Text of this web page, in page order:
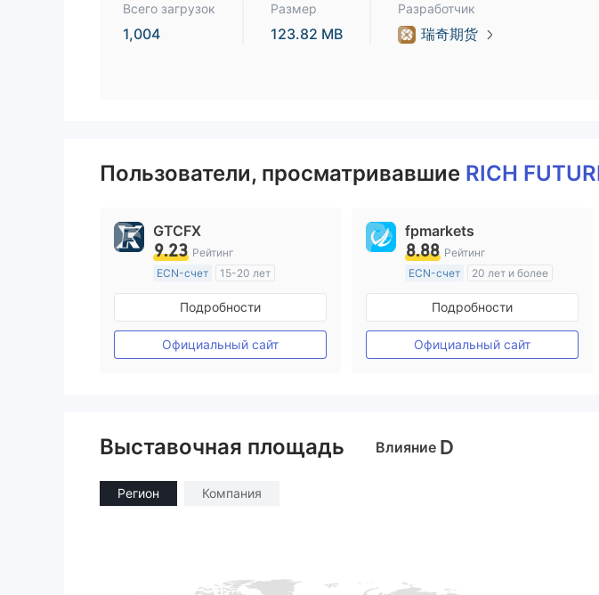
Всего загрузок
1,004
Размер
123.82 MB
Разработчик
瑞奇期货
Пользователи, просматривавшие RICH
GTCFX
9.23 Рейтинг
ECN-счет
15-20 лет
Регулирование в Соединенное Королевство
Маркет-Мейкинг (MM)
Основной стандарт MT4
Подробности
Официальный сайт
fpmarkets
8.88 Рейтинг
ECN-счет
20 лет и более
Регулирование в Австралия
Маркет-Мейкинг (MM)
Основной стандарт MT4
Подробности
Официальный сайт
Выставочная площадь Влияние D
Регион Компания